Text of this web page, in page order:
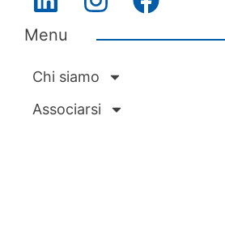
Menu
Chi siamo
Associarsi